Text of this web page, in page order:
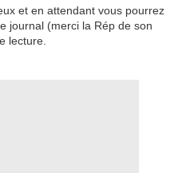
et en attendant vous pourrez
journal (merci la Rép de son
lecture.